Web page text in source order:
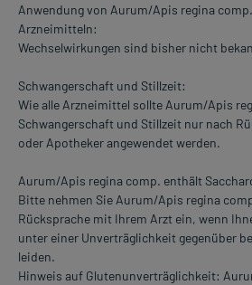
Anwendung von Aurum/Apis regina
Arzneimitteln:
Wechselwirkungen sind bisher nicht
Schwangerschaft und Stillzeit:
Wie alle Arzneimittel sollte Aurum/Apis
Schwangerschaft und Stillzeit nur nach
oder Apotheker angewendet werden.
Aurum/Apis regina comp. enthält
Bitte nehmen Sie Aurum/Apis regina
Rücksprache mit Ihrem Arzt ein, wenn
unter einer Unverträglichkeit gegenüber
leiden.
Hinweis auf Glutenunverträglichkeit: